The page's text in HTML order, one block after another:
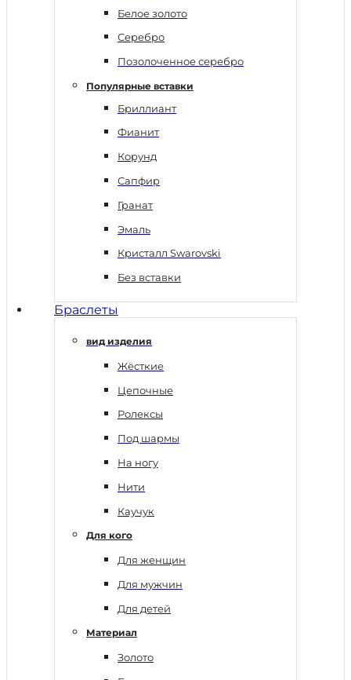
Белое золото
Серебро
Позолоченное серебро
Популярные вставки
Бриллиант
Фианит
Корунд
Сапфир
Гранат
Эмаль
Кристалл Swarovski
Без вставки
Браслеты
вид изделия
Жёсткие
Цепочные
Ролексы
Под шармы
На ногу
Нити
Каучук
Для кого
Для женщин
Для мужчин
Для детей
Материал
Золото